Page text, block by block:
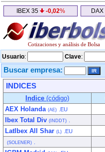
IBEX 35 -0,02% DAX
Cotizaciones y análisis de Bolsa
Usuario: Clave:
Buscar empresa:
INDICES
Indice (código)
AEX Holanda (AE) .EU
Ibex Total Div (INDDT)
LatIbex All Shar (L) .EU
(SOLENER)